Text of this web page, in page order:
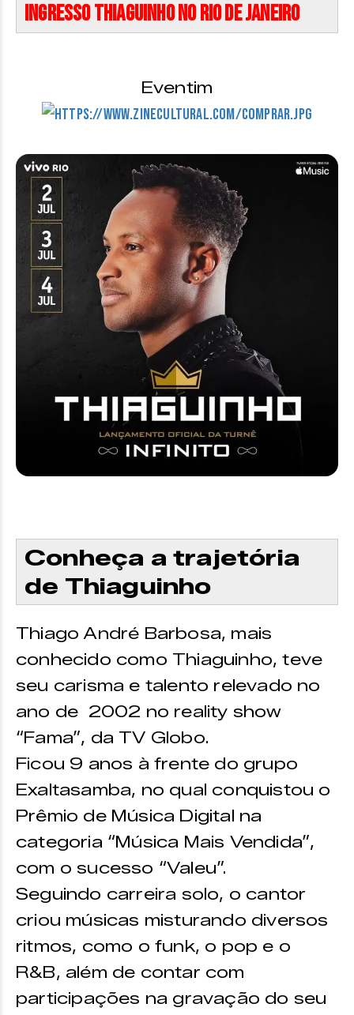
Ingresso Thiaguinho no Rio de Janeiro
Eventim
Conheça a trajetória
de Thiaguinho
Thiago André Barbosa, mais
conhecido como Thiaguinho, teve
seu carisma e talento relevado no
ano de 2002 no reality show
“Fama”, da TV Globo.
Ficou 9 anos à frente do grupo
Exaltasamba, no qual conquistou o
Prêmio de Música Digital na
categoria “Música Mais Vendida”,
com o sucesso “Valeu”.
Seguindo carreira solo, o cantor
criou músicas misturando diversos
ritmos, como o funk, o pop e o
R&B, além de contar com
participações na gravação do seu